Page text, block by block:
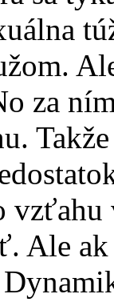
za
Ale